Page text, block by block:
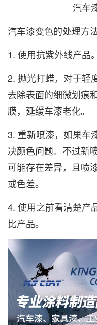
汽车
汽车漆变色的处理方法
1. 使用抗紫外线产品。
2. 抛光打蜡，对于轻
去除表面的细微划痕
膜，延缓车漆老化。
3. 重新喷漆，如果车
决颜色问题。不过新
可能存在差异，且喷
或色差。
4. 使用之前看清楚产
比产品。